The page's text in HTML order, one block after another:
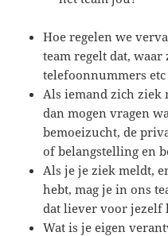
Hoe regelen we
team regelt dat, waar
telefoonnummers
Als iemand zich ziek
dan mogen vragen
bemoeizucht, de
of belangstelling en
Als je je ziek meldt,
hebt, mag je in ons
dat liever voor jezelf
Wat is je eigen